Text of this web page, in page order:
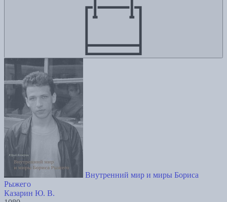
Внутренний мир и миры Бориса
Рыжего
Казарин Ю. В.